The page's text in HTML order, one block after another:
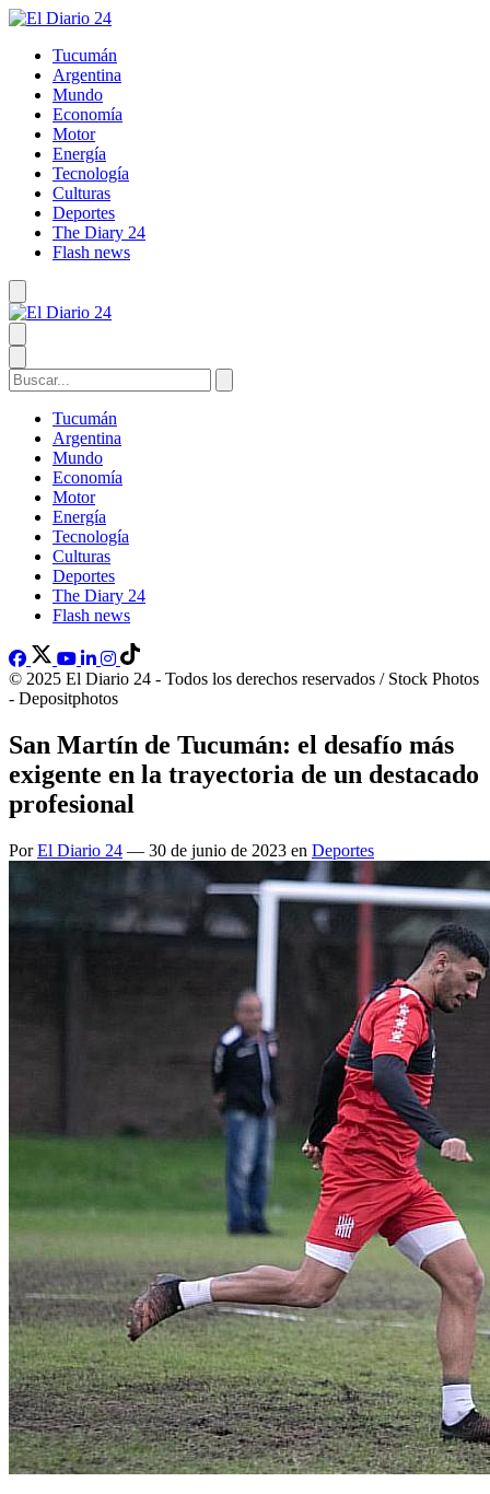
Tucumán
Argentina
Mundo
Economía
Motor
Energía
Tecnología
Culturas
Deportes
The Diary 24
Flash news
Tucumán
Argentina
Mundo
Economía
Motor
Energía
Tecnología
Culturas
Deportes
The Diary 24
Flash news
© 2025 El Diario 24 - Todos los derechos reservados / Stock Photos
- Depositphotos
San Martín de Tucumán: el desafío más
exigente en la trayectoria de un destacado
profesional
PorEl Diario 24 — 30 de junio de 2023 en Deportes